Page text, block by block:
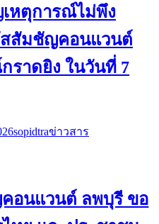
หตุการณ์ไม่พึง
สสัมชัญคอนแวนต์
ราดยิง ในวันที่ 7
sopidtraข่าวสาร
อนแวนต์ ลพบุรี ขอ